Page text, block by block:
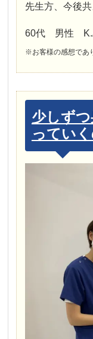
先生方、今後
60代 男性
※お客様の感想であ
少しず
ってい